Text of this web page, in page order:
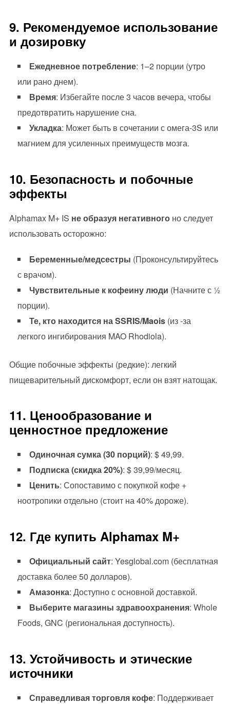
9. Рекомендуемое использование
и дозировку
Ежедневное потребление: 1–2 порции (утро
или рано днем).
Время: Избегайте после 3 часов вечера, чтобы
предотвратить нарушение сна.
Укладка: Может быть в сочетании с омега-3S или
магнием для усиленных преимуществ мозга.
10. Безопасность и побочные
эффекты
Alphamax M+ IS не образуя негативногоно следует
использовать осторожно:
Беременные/медсестры (Проконсультируйтесь
с врачом).
Чувствительные к кофеину люди (Начните с ½
порции).
Те, кто находится на SSRIS/Maois(из -за
легкого ингибирования MAO Rhodiola).
Общие побочные эффекты (редкие): легкий
пищеварительный дискомфорт, если он взят натощак.
11. Ценообразование и
ценностное предложение
Одиночная сумка (30 порций): $ 49,99.
Подписка (скидка 20%): $ 39,99/месяц.
Ценить: Сопоставимо с покупкой кофе +
ноотропики отдельно (стоит на 40% дороже).
12. Где купить Alphamax M+
Официальный сайт: Yesglobal.com (бесплатная
доставка более 50 долларов).
Амазонка: Доступно с основной доставкой.
Выберите магазины здравоохранения: Whole
Foods, GNC (региональная доступность).
13. Устойчивость и этические
источники
Справедливая торговля кофе: Поддерживает